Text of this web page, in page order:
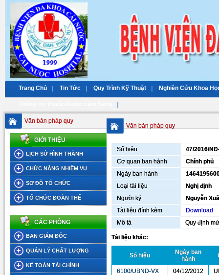
Trang Chủ Tin Tức Quy Trình Kỹ Thuật Nghiên Cứu Khoa
Văn bản pháp quy
GIỚI THIỆU
LỊCH SỬ HÌNH THÀNH
CHỨC NĂNG NHIỆM VỤ
SƠ ĐỒ TỔ CHỨC
TỔ CHỨC ĐOÀN THỂ
CÁC PHÒNG
BAN GIÁM ĐỐC
QUẢN LÝ CHẤT LƯỢNG
KẾ TOÁN TÀI CHÍNH
Văn bản pháp quy
Số hiệu
47/2016/
Cơ quan ban hành
Chính phủ
Ngày ban hành
Loại tài liệu
Nghị định
Người ký
Nguyễn
Tài liệu đính kèm
Download
Mô tả
Quy định
Tài liệu khác:
Số hiệu
Ngày ban
hành
6100/UBND-VX 04/12/2012